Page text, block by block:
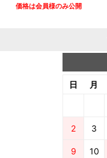
価格は会員様のみ公開
日 月
2 3
9 10